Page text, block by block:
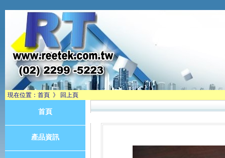
現在位置： 首頁 》 回上頁
首頁
產品資訊